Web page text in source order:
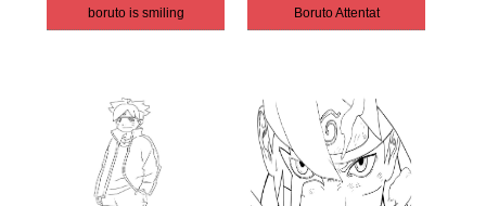
boruto is smiling Boruto Attentat